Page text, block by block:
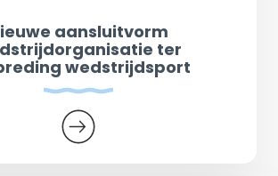
aansluitvorm
ter
wedstrijdsport